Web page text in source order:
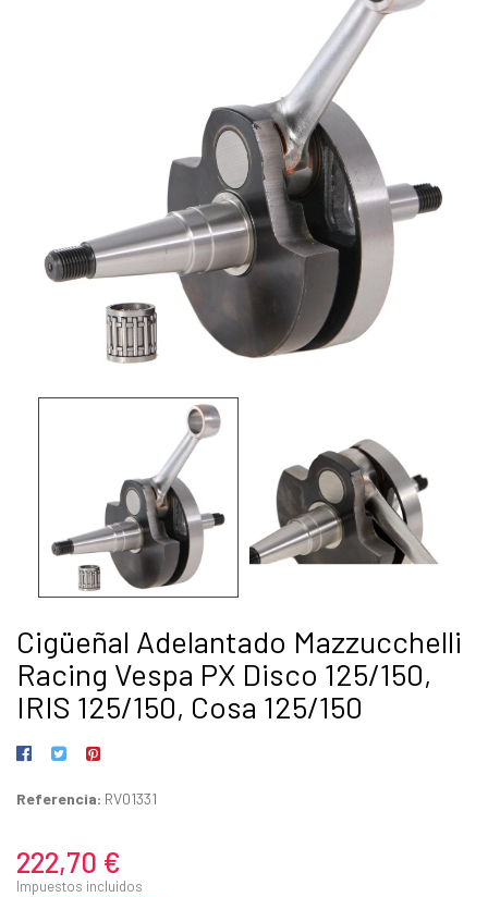
Cigüeñal Adelantado Mazzucchelli
Racing Vespa PX Disco 125/150,
IRIS 125/150, Cosa 125/150
Referencia: RV01331
222,70 €
Impuestos incluidos